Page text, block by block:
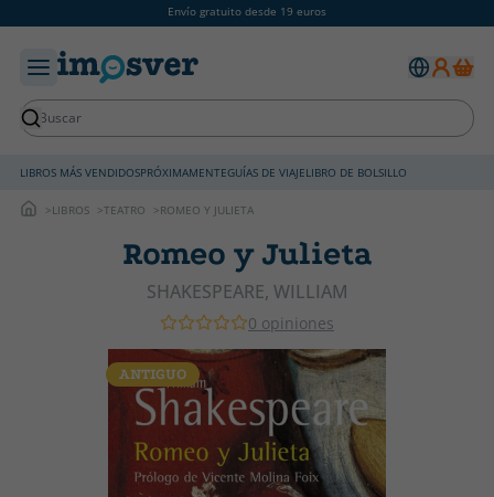
Envío gratuito desde 19 euros
LIBROS MÁS VENDIDOSPRÓXIMAMENTEGUÍAS DE VIAJELIBRO DE BOLSILLO
LIBROS TEATRO ROMEO Y JULIETA
Romeo y Julieta
SHAKESPEARE, WILLIAM
0 opiniones
ANTIGUO